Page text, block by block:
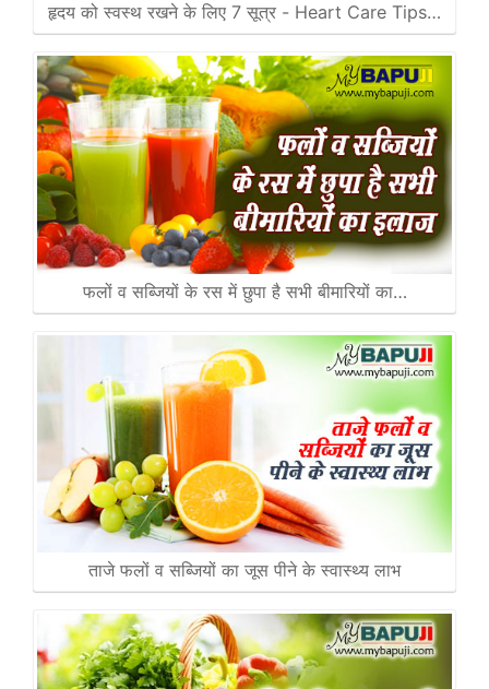
हृदय को स्वस्थ रखने के लिए 7 सूत्र - Heart Care Tips…
फलों व सब्जियों के रस में छुपा है सभी बीमारियों का…
ताजे फलों व सब्जियों का जूस पीने के स्वास्थ्य लाभ